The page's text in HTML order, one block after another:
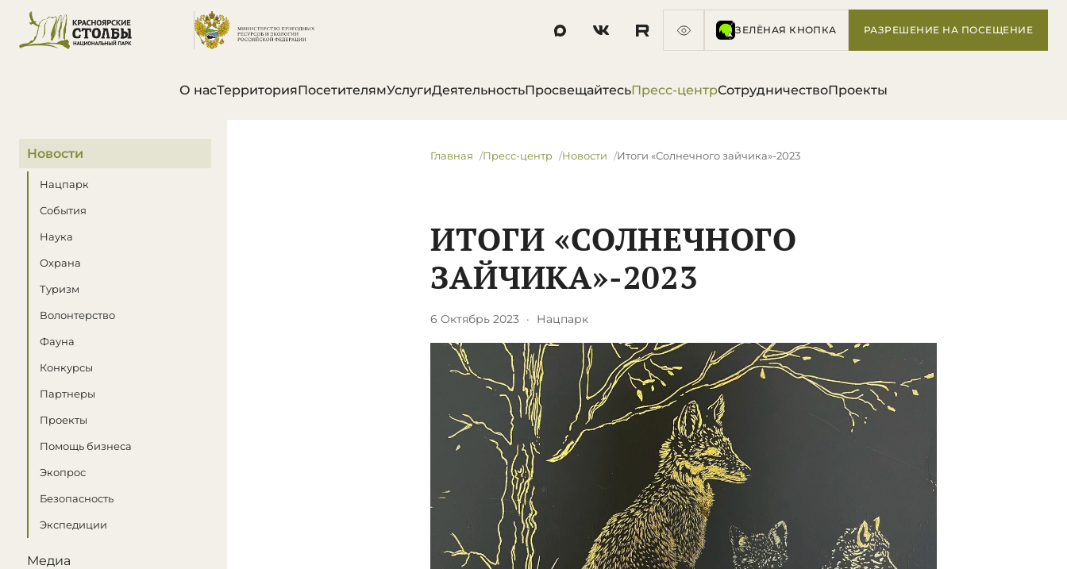
ЗЕЛЁНАЯ КНОПКА РАЗРЕШЕНИЕ НА ПОСЕЩЕНИЕ
О насТерриторияПосетителямУслугиДеятельностьПросвещайтесьПресс-центрСотрудничествоПроекты
В этом разделе
Новости
Нацпарк
События
Наука
Охрана
Туризм
Волонтерство
Фауна
Конкурсы
Партнеры
Проекты
Помощь бизнеса
Экопрос
Безопасность
Экспедиции
Медиа
Главная Пресс-центр Новости Итоги «Солнечного зайчика»-2023
ИТОГИ «СОЛНЕЧНОГО
ЗАЙЧИКА»-2023
6 Октябрь 2023 · Нацпарк